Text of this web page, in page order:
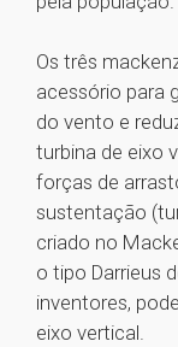
Os três
acessório para
do vento e
turbina de eixo
forças de
sustentação
criado no
o tipo Darrieus
inventores,
eixo vertical.